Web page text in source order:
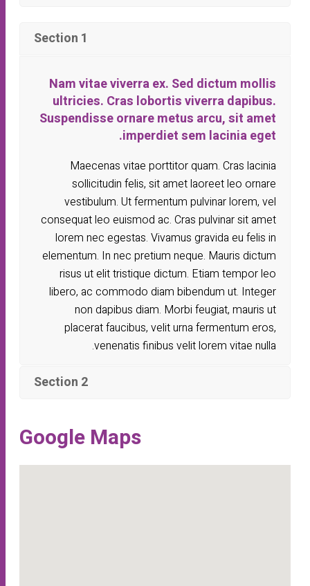
Section 1
Nam vitae viverra ex. Sed dictum mollis
ultricies. Cras lobortis viverra dapibus.
Suspendisse ornare metus arcu, sit amet
imperdiet sem lacinia eget.
Maecenas vitae porttitor quam. Cras lacinia
sollicitudin felis, sit amet laoreet leo ornare
vestibulum. Ut fermentum pulvinar lorem, vel
consequat leo euismod ac. Cras pulvinar sit amet
lorem nec egestas. Vivamus gravida eu felis in
elementum. In nec pretium neque. Mauris dictum
risus ut elit tristique dictum. Etiam tempor leo
libero, ac commodo diam bibendum ut. Integer
non dapibus diam. Morbi feugiat, mauris ut
placerat faucibus, velit urna fermentum eros,
venenatis finibus velit lorem vitae nulla.
Section 2
Google Maps